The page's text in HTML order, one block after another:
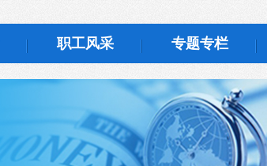
职工风采 专题专栏